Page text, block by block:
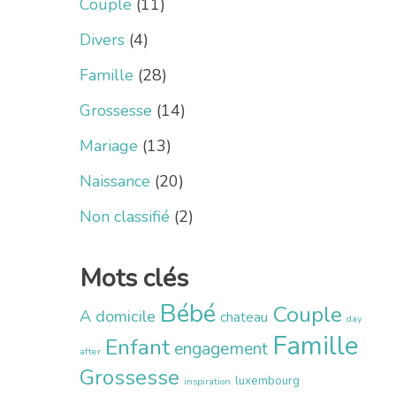
Couple (11)
Divers(4)
Famille (28)
Grossesse (14)
Mariage (13)
Naissance (20)
Non classifié (2)
Mots clés
A domicile Bébé chateau Couple day
after Enfant engagement Famille
Grossesse inspiration luxembourg